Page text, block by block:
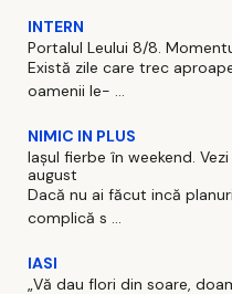
INTERN
Portalul Leului 8/8.
Există zile care trec
oamenii le- ...
NIMIC IN PLUS
Iașul fierbe în weekend.
august
Dacă nu ai făcut incă
complică s ...
IASI
„Vă dau flori din soare,